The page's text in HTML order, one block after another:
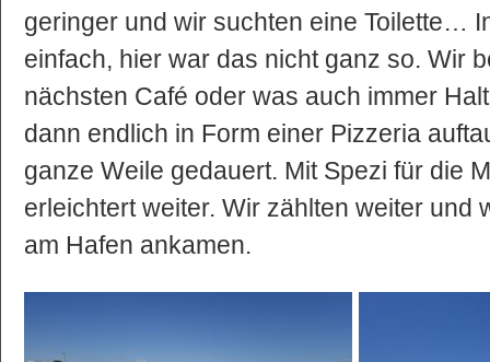
geringer und wir suchten eine Toilette…
einfach, hier war das nicht ganz so. Wir
nächsten Café oder was auch immer
dann endlich in Form einer Pizzeria
ganze Weile gedauert. Mit Spezi für die
erleichtert weiter. Wir zählten weiter und
am Hafen ankamen.